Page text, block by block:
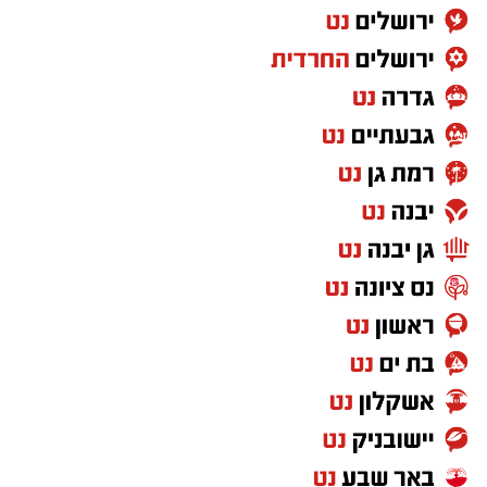
צריך ציוד מיוחד או טלסקופים. כל מה שנדרש הוא
להגיע למקום חשוך ושקט, להרים את המבט אל
השמיים ולתת לעיניים להתרגל לחושך. מטר
הפרסאידים הוא הזדמנות נפלאה לצאת מהשגרה,
להגיע אל הגנים הלאומיים ושמורות הטבע בשעות
הנעימות של הקיץ ולגלות את היופי שמחכה לנו
דווקא כשהשמש שוקעת. אנחנו מזמינים את
הציבור להנות משקיעה מדברית קסומה, מהשקט
שמביא איתו הלילה וממופע הכוכבים הגדול, אך גם
לזכור לשמור על הטבע שסביבנו: לנסוע רק
בשבילים מסומנים, להימנע מפגיעה בצומח וחי
מקומי, להימנע מכניסה לשטחי אש , לשמור על
הניקיון ולקחת את האשפה אתכם"